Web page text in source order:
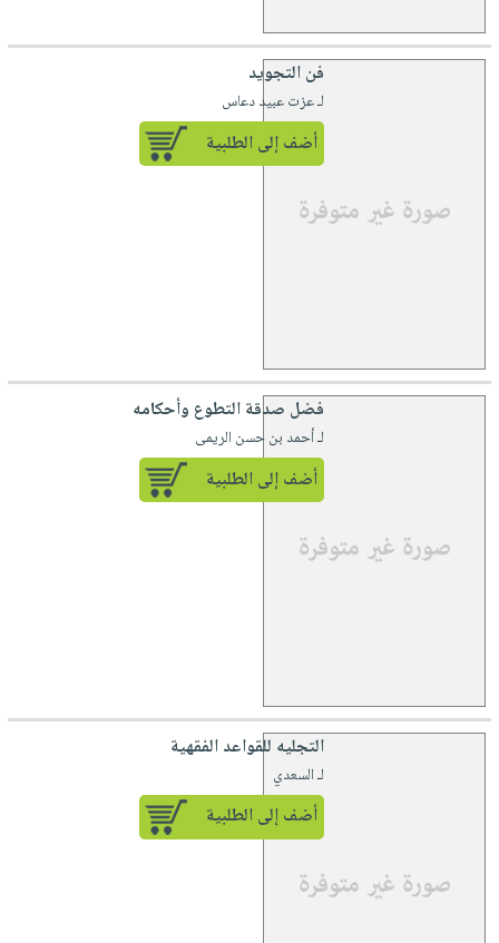
فن التجويد
لـ عزت عبيد دعاس
أضف إلى الطلبية
فضل صدقة التطوع وأحكامه
لـ أحمد بن حسن الريمى
أضف إلى الطلبية
التجليه للقواعد الفقهية
لـ السعدي
أضف إلى الطلبية